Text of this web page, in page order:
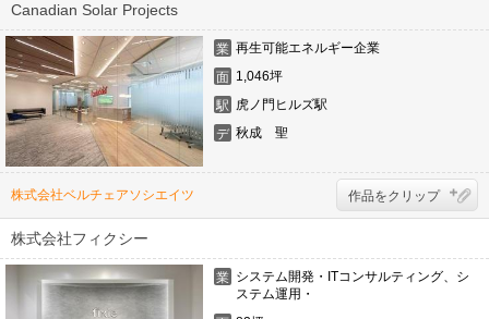
Canadian Solar Projects
業
態
再生可能エネルギー企業
面
積
1,046坪
駅虎ノ門ヒルズ駅
デ
イ
秋成 聖
株式会社ベルチェアソシエイツ 作品をクリップ
株式会社フィクシー
業
態
システム開発・ITコンサルティング、シ
ステム運用・